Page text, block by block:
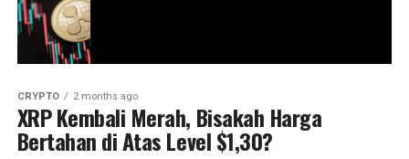
CRYPTO 2 months ago
XRP Kembali Merah, Bisakah Harga
Bertahan di Atas Level $1,30?